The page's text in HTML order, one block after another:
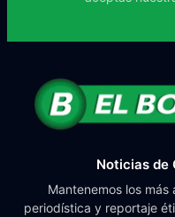
Noticias de
Mantenemos los
periodística y reportaje